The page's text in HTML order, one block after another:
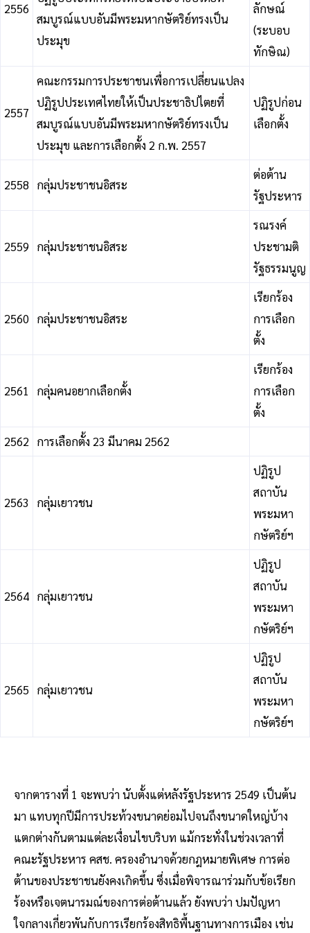
2556
สมบูรณ์แบบอันมีพระมหากษัตริย์ทรงเป็น
ประมุข
ลักษณ์
(ระบอบ
ทักษิณ)
2557
คณะกรรมการประชาชนเพื่อการเปลี่ยนแปลง
ปฏิรูปประเทศไทยให้เป็นประชาธิปไตยที่
สมบูรณ์แบบอันมีพระมหากษัตริย์ทรงเป็น
ประมุข และการเลือกตั้ง 2 ก.พ. 2557
ปฏิรูปก่อน
เลือกตั้ง
2558 กลุ่มประชาชนอิสระ
ต่อต้าน
รัฐประหาร
2559 กลุ่มประชาชนอิสระ
รณรงค์
ประชามติ
รัฐธรรมนูญ
2560 กลุ่มประชาชนอิสระ
เรียกร้อง
การเลือก
ตั้ง
2561 กลุ่มคนอยากเลือกตั้ง
เรียกร้อง
การเลือก
ตั้ง
2562 การเลือกตั้ง 23 มีนาคม 2562
2563 กลุ่มเยาวชน
ปฏิรูป
สถาบัน
พระมหา
กษัตริย์ฯ
2564 กลุ่มเยาวชน
ปฏิรูป
สถาบัน
พระมหา
กษัตริย์ฯ
2565 กลุ่มเยาวชน
ปฏิรูป
สถาบัน
พระมหา
กษัตริย์ฯ
จากตารางที่ 1 จะพบว่า นับตั้งแต่หลังรัฐประหาร 2549 เป็นต้น
มา แทบทุกปีมีการประท้วงขนาดย่อมไปจนถึงขนาดใหญ่บ้าง
แตกต่างกันตามแต่ละเงื่อนไขบริบท แม้กระทั่งในช่วงเวลาที่
คณะรัฐประหาร คสช. ครองอำนาจด้วยกฎหมายพิเศษ การต่อ
ต้านของประชาชนยังคงเกิดขึ้น ซึ่งเมื่อพิจารณาร่วมกับข้อเรียก
ร้องหรือเจตนารมณ์ของการต่อต้านแล้ว ยังพบว่า ปมปัญหา
ใจกลางเกี่ยวพันกับการเรียกร้องสิทธิพื้นฐานทางการเมือง เช่น